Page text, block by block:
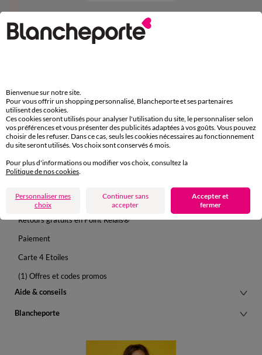
Suivez-nous
Depuis votre iPhone
Commande
Livraison
Retours gratuits en Point Relais®
Paiement
Carte 4 Etoiles
(1) Offres et codes promos
Aide & conseils
Blancheporte
Bienvenue sur notre site.
Pour vous offrir un shopping personnalisé, Blancheporte et ses partenaires
utilisent des cookies.
Ces cookies seront utilisés pour analyser l'utilisation du site, le personnaliser selon
vos préférences et vous présenter des publicités adaptées à vos goûts. Vous pouvez
choisir de les refuser. Dans ce cas, seuls les cookies nécessaires au fonctionnement
du site seront utilisés. Vos choix sont conservés 6 mois.
Pour plus d'informations ou modifier vos choix, consultez la
Politique de nos cookies
Personnaliser mes
choix
Continuer sans
accepter
Accepter et
fermer